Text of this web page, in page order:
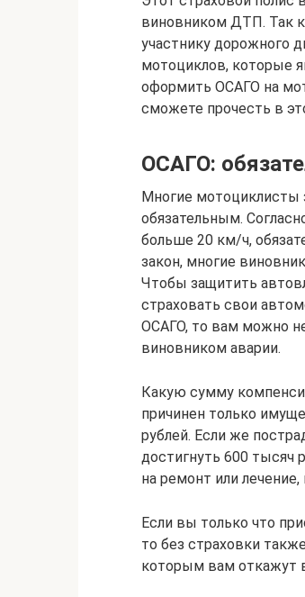
виновником ДТП. Так
участнику дорожного
мотоциклов, которые
оформить ОСАГО на
сможете прочесть в
ОСАГО:
Многие мотоциклисты
обязательным.
больше 20 км/ч,
закон, многие
Чтобы защитить
страховать свои
ОСАГО, то вам можно
виновником аварии.
Какую сумму
причинен только
рублей. Если же
достигнуть 600
на ремонт или
Если вы только что
то без страховки
которым вам откажут